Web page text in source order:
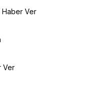
Haber Ver
Ver